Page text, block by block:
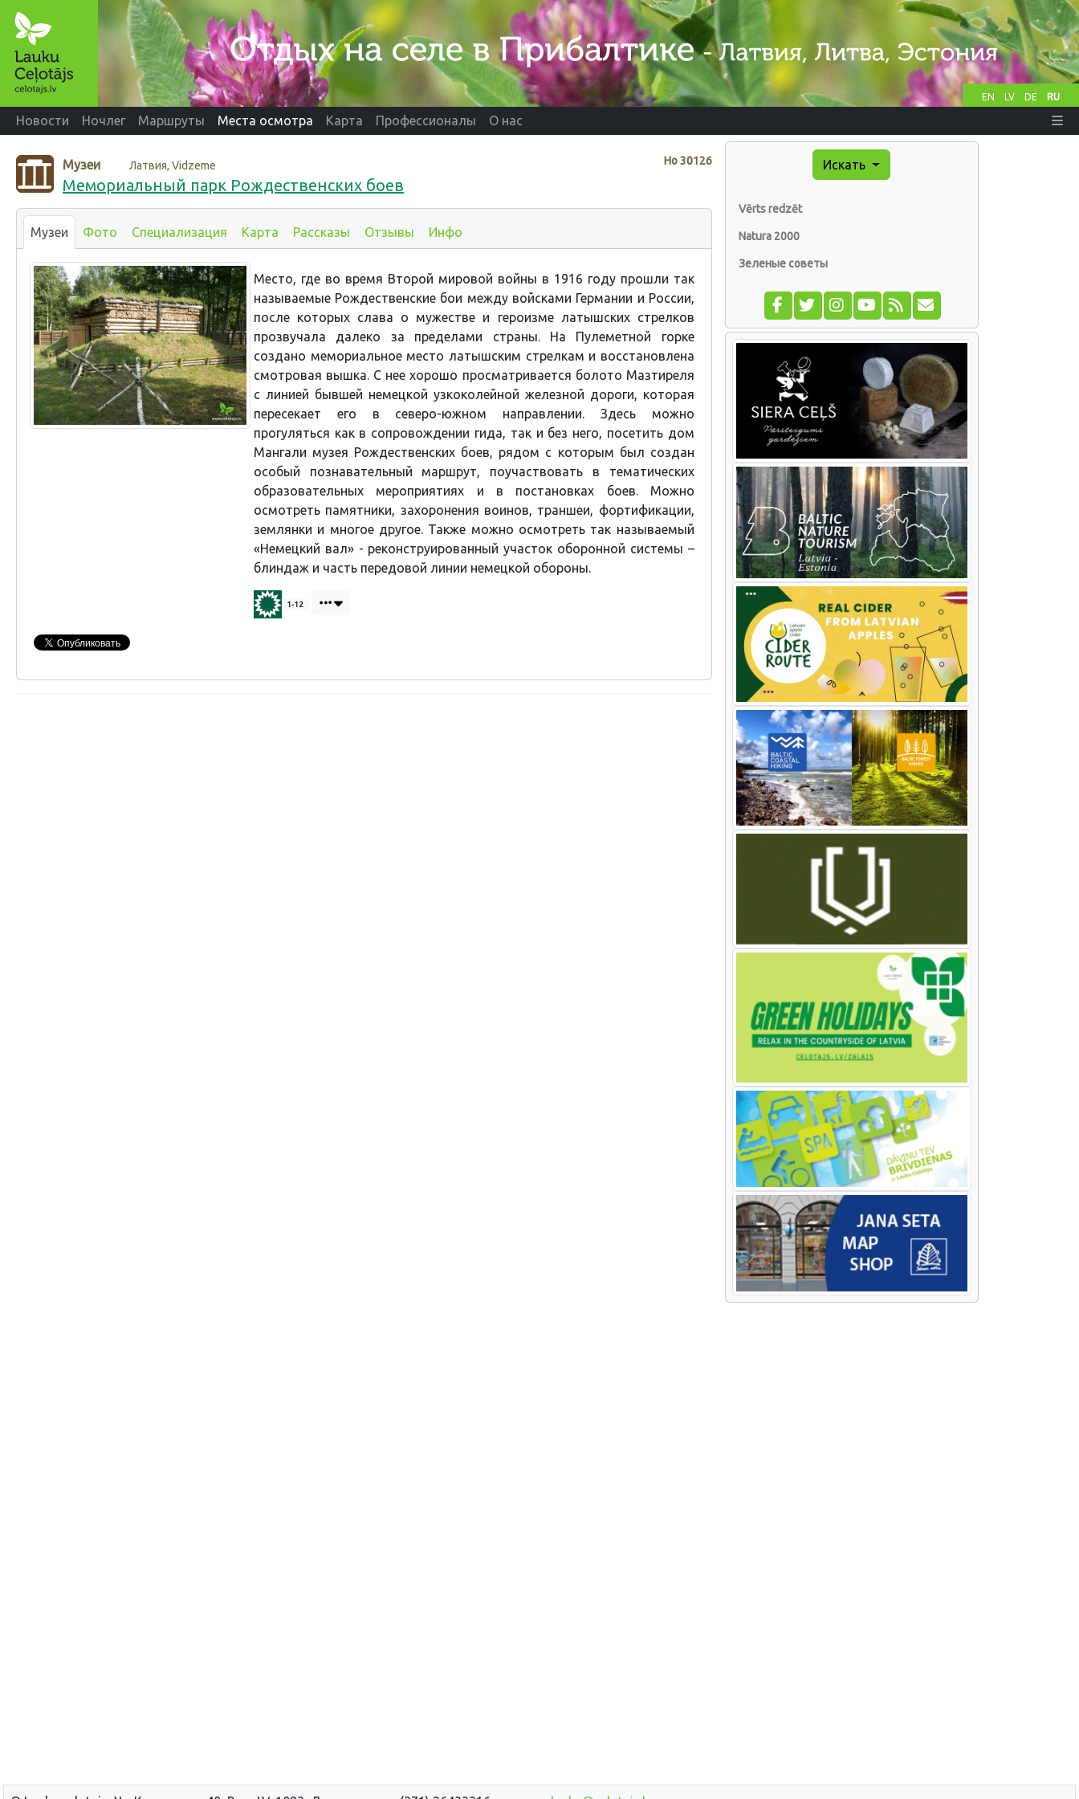
EN LV DE RU
Новости Ночлег Маршруты Места осмотра Карта Профессионалы О нас
Нo30126
Музеи Латвия, Vidzeme
Мемориальный парк Рождественских боев
Музеи Фото Специализация Карта Рассказы Отзывы Инфо
Место, где во время Второй мировой войны в 1916 году прошли так
называемые Рождественские бои между войсками Германии и России,
после которых слава о мужестве и героизме латышских стрелков
прозвучала далеко за пределами страны. На Пулеметной горке
создано мемориальное место латышским стрелкам и восстановлена
смотровая вышка. С нее хорошо просматривается болото Мазтиреля
с линией бывшей немецкой узкоколейной железной дороги, которая
пересекает его в северо-южном направлении. Здесь можно
прогуляться как в сопровождении гида, так и без него, посетить дом
Мангали музея Рождественских боев, рядом с которым был создан
особый познавательный маршрут, поучаствовать в тематических
образовательных мероприятиях и в постановках боев. Можно
осмотреть памятники, захоронения воинов, траншеи, фортификации,
землянки и многое другое. Также можно осмотреть так называемый
«Немецкий вал» - реконструированный участок оборонной системы –
блиндаж и часть передовой линии немецкой обороны.
1-12
Искать
Vērts redzēt
Natura 2000
Зеленые советы